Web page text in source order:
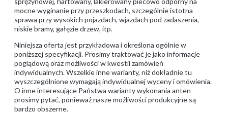
mocne wyginanie przy przeszkodach, szczególnie istotna
sprawa przy wysokich pojazdach, wjazdach pod zadaszenia,
niskie bramy, gałęzie drzew, itp.
Niniejsza oferta jest przykładowa i określona ogólnie w
poniższej specyfikacji. Prosimy traktować je jako informacje
poglądową oraz możliwości w kwestii zamówień
indywidualnych. Wszelkie inne warianty, niż dokładnie tu
wyszczególnione wymagają indywidualnej wyceny i omówienia.
O inne interesujące Państwa warianty wykonania anten
prosimy pytać, ponieważ nasze możliwości produkcyjne są
bardzo obszerne.